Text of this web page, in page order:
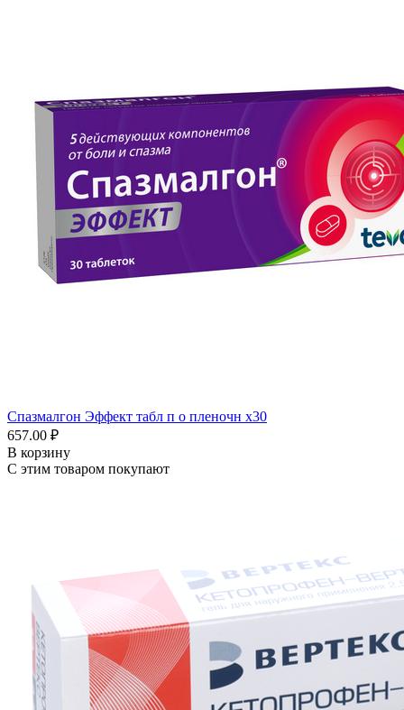
Спазмалгон Эффект табл п о пленочн x30
657.00 ₽
В корзину
С этим товаром покупают